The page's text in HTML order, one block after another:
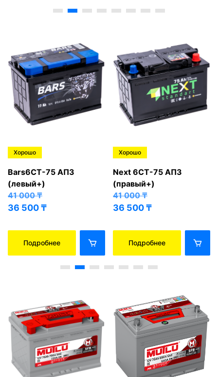
Хорошо
Bars6СТ-75 АПЗ
(левый+)
41 000₸
36 500₸
Подробнее
Хорошо
Next 6СТ-75 АПЗ
(правый+)
41 000₸
36 500₸
Подробнее